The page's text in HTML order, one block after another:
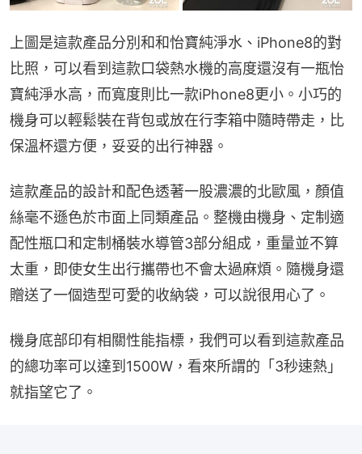
上圖是這款產品分別和和怡寶純淨水、iPhone8的對
比照，可以看到這款口袋熱水機的高度還沒有一瓶怡
寶純淨水高，而寬度則比一款iPhone8更小。小巧的
機身可以輕鬆裝在背包或放在行李箱中隨時帶走，比
保溫杯還方便，妥妥的出行神器。
這款產品的設計和配色透著一股濃濃的北歐風，顏值
絲毫不遜色於市面上同類產品。整機由機身、定制適
配性瓶口和定制桶裝水導管3部分組成，重量並不算
太重，即使女生出行攜帶也不會太過麻煩。隨機身還
贈送了一個造型可愛的收納袋，可以說很用心了。
機身底部印有相關性能指標，我們可以看到這款產品
的總功率可以達到1500W，看來所謂的「3秒速熱」
就指望它了。